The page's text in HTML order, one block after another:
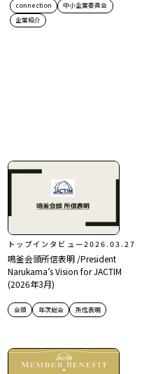
connection
中小企業委員会
企業紹介
トップインタビュー2026.03.27
鳴釜会頭所信表明 /President
Narukama’s Vision for JACTIM
(2026年3月)
会頭 年次総会 所信表明